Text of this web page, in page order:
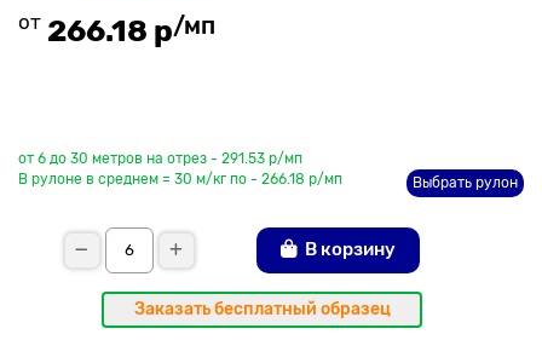
от 266.18 р/мп
от 6 до 30 метров на отрез - 291.53 р/мп
В рулоне в среднем = 30 м/кг по - 266.18 р/мп
Выбрать рулон
В корзину
Заказать бесплатный образец